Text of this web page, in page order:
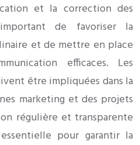
et la correction des
de favoriser la
et de mettre en place
efficaces. Les
être impliquées dans la
marketing et des projets
régulière et transparente
pour garantir la